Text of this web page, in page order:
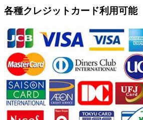
各種クレジットカード利用可能